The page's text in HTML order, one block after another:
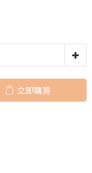
立即購買